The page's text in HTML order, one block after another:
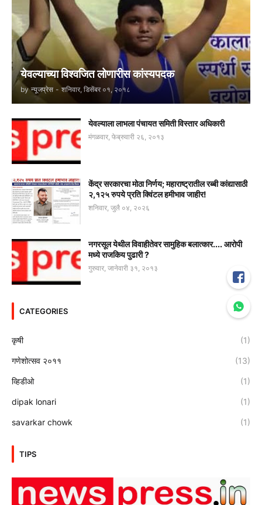
येवल्याच्या विश्वजित लोणारीस कांस्यपदक
by न्यूजप्रेस - शनिवार, डिसेंबर ०१, २०१८
येवल्याला लाभला पंचायत समिती विस्तार अधिकारी
मंगळवार, फेब्रुवारी २६, २०१३
केंद्र सरकारचा मोठा निर्णय; महाराष्ट्रातील रब्बी कांद्यासाठी
२,१२५ रुपये प्रति क्विंटल हमीभाव जाहीर!
शनिवार, जुलै ०४, २०२६
नगरसूल येथील विवाहीतेवर सामुहिक बलात्कार.... आरोपी
मध्ये राजकिय पुढारी ?
गुरुवार, जानेवारी ३१, २०१३
CATEGORIES
कृषी (1)
गणेशोत्सव २०११ (13)
व्हिडीओ (1)
dipak lonari (1)
savarkar chowk (1)
TIPS